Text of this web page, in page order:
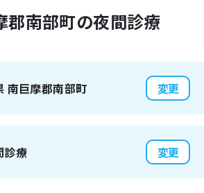
郡南部町の夜間診療
南巨摩郡南部町 変更
診療 変更